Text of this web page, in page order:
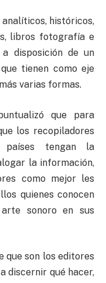
históricos,
libros fotografía e
disposición de un
tienen como eje
varias formas.
que para
los recopiladores
países tengan la
la información,
como mejor les
quienes conocen
sonoro en sus
que son los editores
discernir qué hacer,